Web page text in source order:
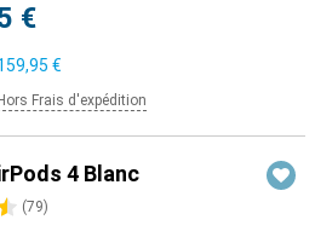
€
€
Hors Frais d'expédition
4 Blanc
(79)